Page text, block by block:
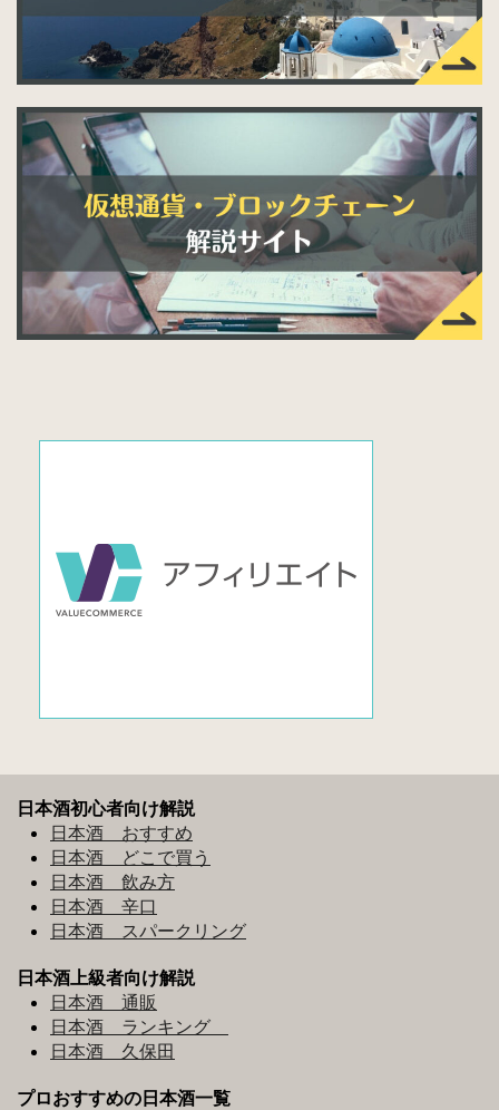
日本酒初心者向け解説
日本酒 おすすめ
日本酒 どこで買う
日本酒 飲み方
日本酒 辛口
日本酒 スパークリング
日本酒上級者向け解説
日本酒 通販
日本酒 ランキング
日本酒 久保田
プロおすすめの日本酒一覧